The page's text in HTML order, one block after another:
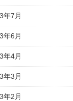
年7月
年6月
年4月
年3月
年2月